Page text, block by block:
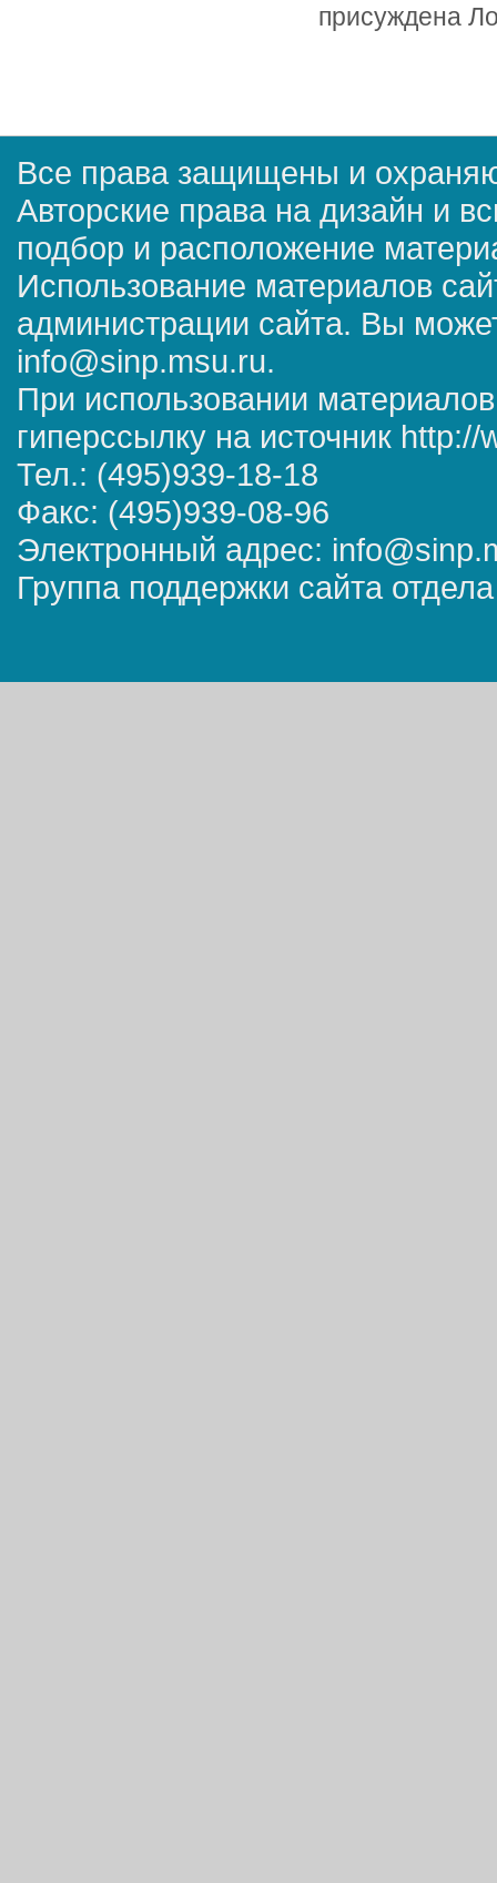
присуждена
Все права защищены и
Авторские права на дизайн и
подбор и расположение
Использование материалов
администрации сайта. Вы
info@sinp.msu.ru.
При использовании
гиперссылку на источник
Тел.: (495)939-18-18
Факс: (495)939-08-96
Электронный адрес:
Группа поддержки сайта